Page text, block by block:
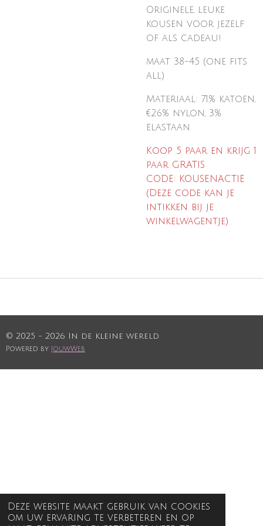
Deze website maakt gebruik van cookies
om uw ervaring te verbeteren en op
Originele, leuke
kousen voor jezelf
of als cadeau!
maat 38-45 (one fits
all)
Materiaal: 71% katoen,
€26% nylon, 3%
elastaan
Koop 5 paar en krijg 1
paar GRATIS
CODE: KOUSENACTIE
(Deze code kan je
intikken bij je
winkelwagentje)
© 2025 - 2026 In de kleine wereld
Powered by JouwWeb